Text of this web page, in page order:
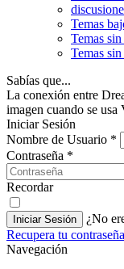
Temas
Temas sin
Temas
Sabías que...
La conexión entre
imagen cuando se
Iniciar Sesión
Nombre de Usuario *
Contraseña *
Recordar
Iniciar Sesión ¿No
Recupera tu contraseña
Navegación